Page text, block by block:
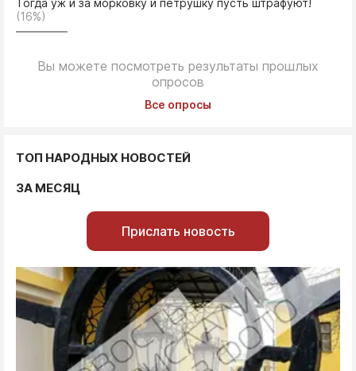
Тогда уж и за морковку и петрушку пусть штрафуют!
(16%)
Вы можете посмотреть результаты прошлых
опросов
Все опросы
ТОП НАРОДНЫХ НОВОСТЕЙ
ЗА МЕСЯЦ
Прислать новость